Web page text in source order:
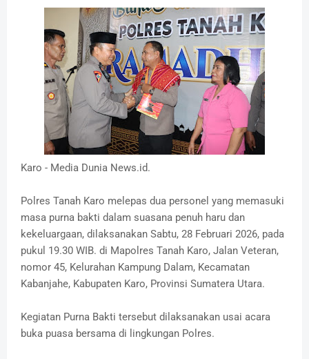
Karo - Media Dunia News.id.
Polres Tanah Karo melepas dua personel yang memasuki
masa purna bakti dalam suasana penuh haru dan
kekeluargaan, dilaksanakan Sabtu, 28 Februari 2026, pada
pukul 19.30 WIB. di Mapolres Tanah Karo, Jalan Veteran,
nomor 45, Kelurahan Kampung Dalam, Kecamatan
Kabanjahe, Kabupaten Karo, Provinsi Sumatera Utara.
Kegiatan Purna Bakti tersebut dilaksanakan usai acara
buka puasa bersama di lingkungan Polres.